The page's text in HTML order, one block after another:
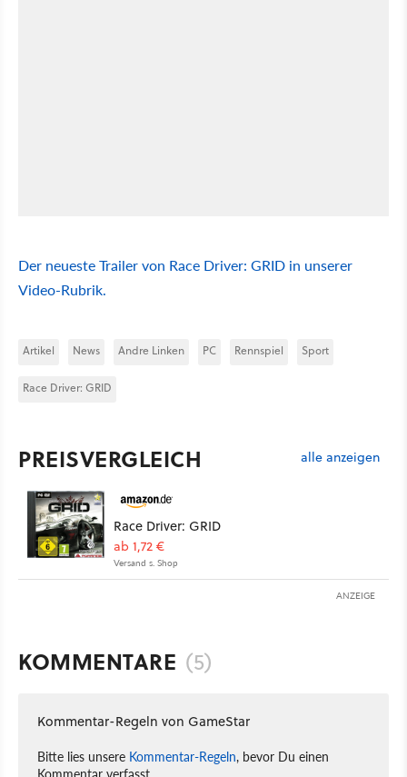
Der neueste Trailer von Race Driver: GRID in unserer
Video-Rubrik.
Artikel News Andre Linken PC Rennspiel Sport
Race Driver: GRID
PREISVERGLEICH alle anzeigen
Race Driver: GRID
ab 1,72 €
Versand s. Shop
ANZEIGE
KOMMENTARE (5)
Kommentar-Regeln von GameStar
Bitte lies unsere Kommentar-Regeln, bevor Du einen
Kommentar verfasst.